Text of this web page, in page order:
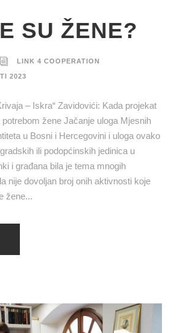
SU ŽENE?
LINK 4 COOPERATION
2023
– Iskra“ Zavidovići: Kada projekat
potrebom žene Jačanje uloga Mjesnih
u Bosni i Hercegovini i uloga ovako
ili podopćinskih jedinica u
i građana bila je tema mnogih
nije dovoljan broj onih aktivnosti koje
žene...